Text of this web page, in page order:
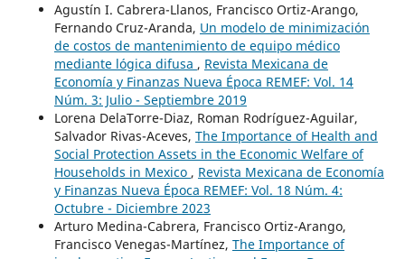
Agustín I. Cabrera-Llanos, Francisco Ortiz-Arango,
Fernando Cruz-Aranda, Un modelo de minimización
de costos de mantenimiento de equipo médico
mediante lógica difusa , Revista Mexicana de
Economía y Finanzas Nueva Época REMEF: Vol. 14
Núm. 3: Julio - Septiembre 2019
Lorena DelaTorre-Diaz, Roman Rodríguez-Aguilar,
Salvador Rivas-Aceves, The Importance of Health and
Social Protection Assets in the Economic Welfare of
Households in Mexico , Revista Mexicana de Economía
y Finanzas Nueva Época REMEF: Vol. 18 Núm. 4:
Octubre - Diciembre 2023
Arturo Medina-Cabrera, Francisco Ortiz-Arango,
Francisco Venegas-Martínez, The Importance of